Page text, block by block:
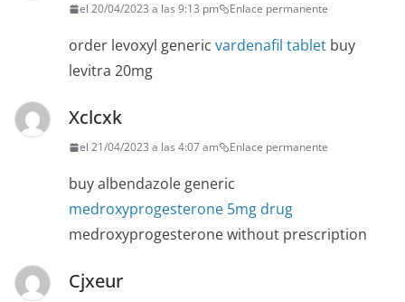
el 20/04/2023 a las 9:13 pm Enlace permanente
order levoxyl generic vardenafil tablet buy
levitra 20mg
Xclcxk
el 21/04/2023 a las 4:07 am Enlace permanente
buy albendazole generic
medroxyprogesterone 5mg drug
medroxyprogesterone without prescription
Cjxeur